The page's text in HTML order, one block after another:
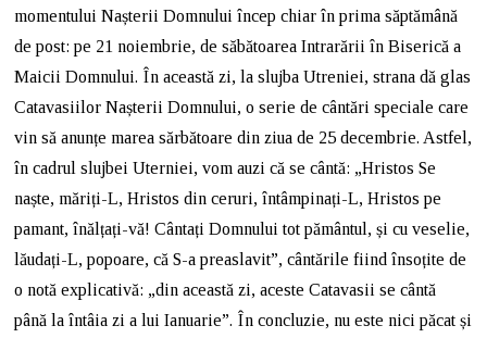
momentului Nașterii Domnului încep chiar în prima săptămână
de post: pe 21 noiembrie, de săbătoarea Intrarării în Biserică a
Maicii Domnului. În această zi, la slujba Utreniei, strana dă glas
Catavasiilor Nașterii Domnului, o serie de cântări speciale care
vin să anunțe marea sărbătoare din ziua de 25 decembrie. Astfel,
în cadrul slujbei Uterniei, vom auzi că se cântă: „Hristos Se
naște, măriți-L, Hristos din ceruri, întâmpinați-L, Hristos pe
pamant, înălțați-vă! Cântați Domnului tot pământul, și cu veselie,
lăudați-L, popoare, că S-a preaslavit”, cântările fiind însoțite de
o notă explicativă: „din această zi, aceste Catavasii se cântă
până la întâia zi a lui Ianuarie”. În concluzie, nu este nici păcat și